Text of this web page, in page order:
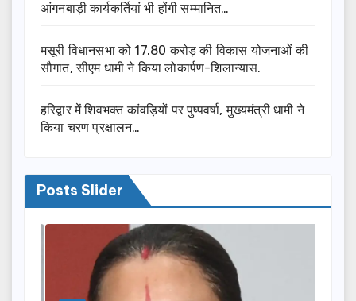
आंगनबाड़ी कार्यकर्तियां भी होंगी सम्मानित…
मसूरी विधानसभा को 17.80 करोड़ की विकास योजनाओं की
सौगात, सीएम धामी ने किया लोकार्पण-शिलान्यास.
हरिद्वार में शिवभक्त कांवड़ियों पर पुष्पवर्षा, मुख्यमंत्री धामी ने
किया चरण प्रक्षालन…
Posts Slider